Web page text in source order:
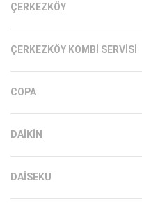
ÇERKEZKÖY
ÇERKEZKÖY KOMBI SERVISI
COPA
DAIKIN
DAISEKU